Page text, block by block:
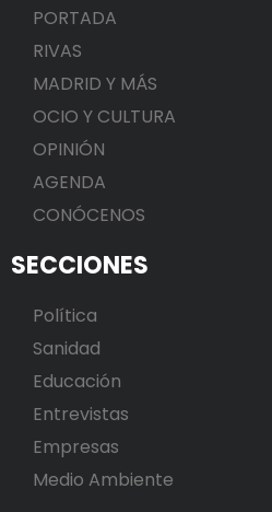
PORTADA
RIVAS
MADRID Y MÁS
OCIO Y CULTURA
OPINIÓN
AGENDA
CONÓCENOS
SECCIONES
Política
Sanidad
Educación
Entrevistas
Empresas
Medio Ambiente